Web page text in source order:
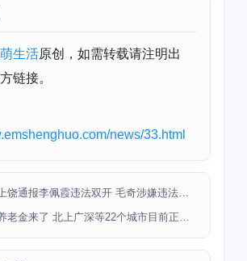
生活原创，如需转载请注明出
链接。
news/33.html